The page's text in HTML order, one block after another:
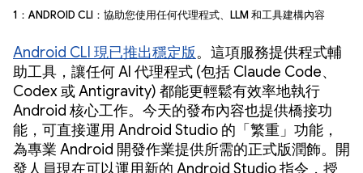
1：Android CLI：協助您使用任何代理程式、LLM 和工具建構內容
Android CLI 現已推出穩定版。這項服務提供程式輔
助工具，讓任何 AI 代理程式 (包括 Claude Code、
Codex 或 Antigravity) 都能更輕鬆有效率地執行
Android 核心工作。今天的發布內容也提供橋接功
能，可直接運用 Android Studio 的「繁重」功能，
為專業 Android 開發作業提供所需的正式版潤飾。開
發人員現在可以運用新的 Android Studio 指令，授